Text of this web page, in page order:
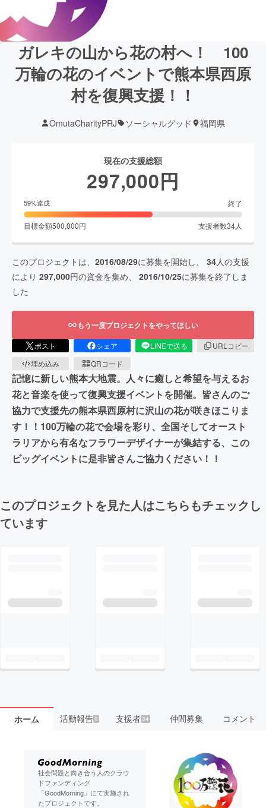
ガレキの山から花の村へ！ 100
万輪の花のイベントで熊本県西原
村を復興支援！！
OmutaCharityPRJ ソーシャルグッド 福岡県
現在の支援総額
297,000円
59%達成 終了
目標金額500,000円 支援者数34人
このプロジェクトは、 2016/08/29に募集を開始し、 34人の支援
により 297,000円の資金を集め、 2016/10/25に募集を終了しま
した
もう一度プロジェクトをやってほしい
ポスト シェア LINEで送る
URLコピー
埋め込み
QRコード
記憶に新しい熊本大地震。人々に癒しと希望を与えるお
花と音楽を使って復興支援イベントを開催。皆さんのご
協力で支援先の熊本県西原村に沢山の花が咲きほこりま
す！！100万輪の花で会場を彩り、全国そしてオースト
ラリアから有名なフラワーデザイナーが集結する、この
ビッグイベントに是非皆さんご協力ください！！
このプロジェクトを見た人はこちらもチェックし
ています
ホーム 活動報告9 支援者34 仲間募集 コメント
社会問題と向き合う人のクラウ
ドファンディング
「GoodMorning」にて実施され
たプロジェクトです。